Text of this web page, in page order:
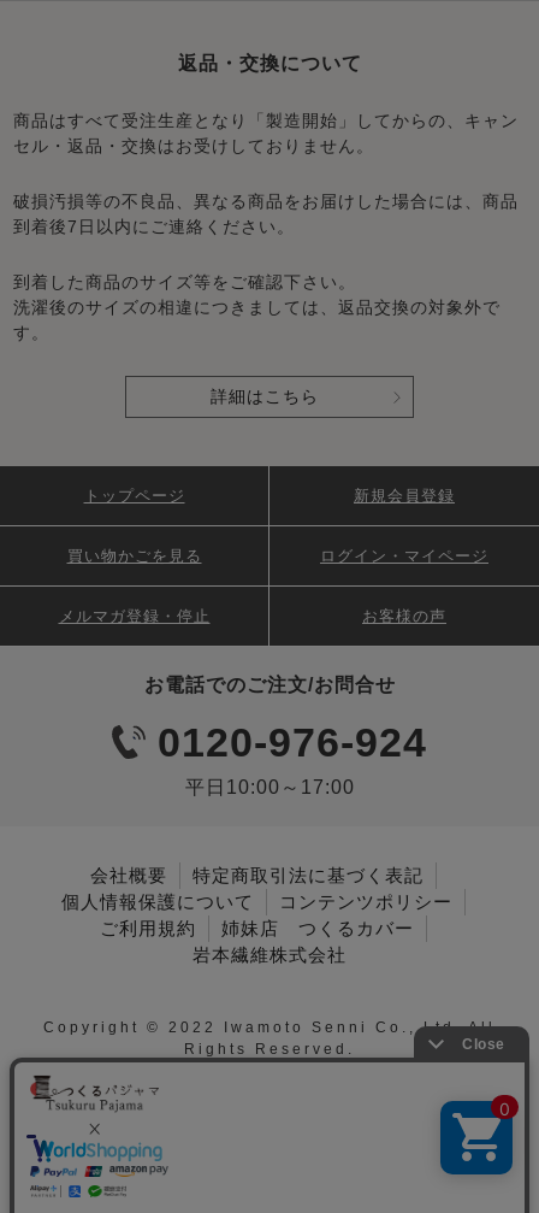
返品・交換について
商品はすべて受注生産となり「製造開始」してからの、キャン
セル・返品・交換はお受けしておりません。
破損汚損等の不良品、異なる商品をお届けした場合には、商品
到着後7日以内にご連絡ください。
到着した商品のサイズ等をご確認下さい。
洗濯後のサイズの相違につきましては、返品交換の対象外で
す。
詳細はこちら
お電話でのご注文/お問合せ
0120-976-924
平日10:00～17:00
トップページ 新規会員登録
買い物かごを見る ログイン・マイページ
メルマガ登録・停止 お客様の声
会社概要
特定商取引法に基づく表記
個人情報保護について
コンテンツポリシー
ご利用規約
姉妹店 つくるカバー
岩本繊維株式会社
Copyright © 2022 Iwamoto Senni Co., Ltd. All
Rights Reserved.